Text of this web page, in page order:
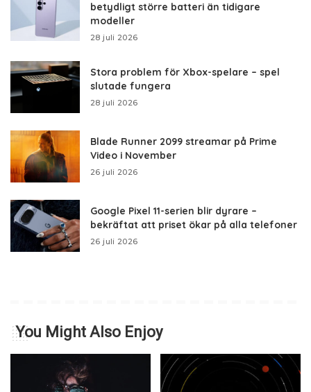
betydligt större batteri än tidigare
modeller
28 juli 2026
Stora problem för Xbox-spelare – spel
slutade fungera
28 juli 2026
Blade Runner 2099 streamar på Prime
Video i November
26 juli 2026
Google Pixel 11-serien blir dyrare –
bekräftat att priset ökar på alla telefoner
26 juli 2026
You Might Also Enjoy